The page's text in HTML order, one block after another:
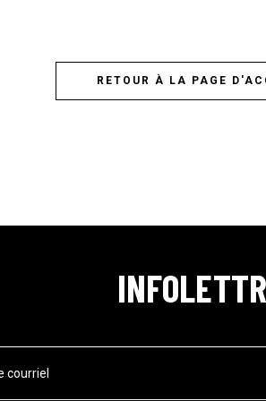
RETOUR À LA PAGE
courriel